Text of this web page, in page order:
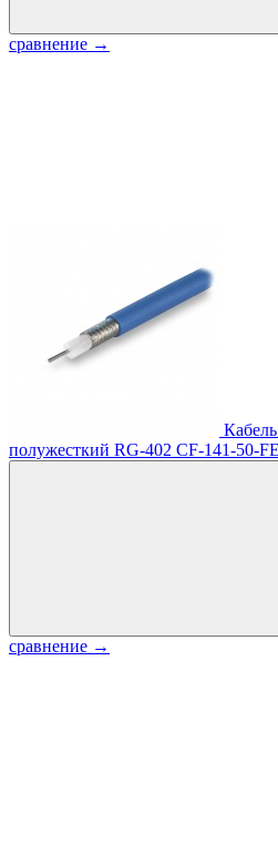
сравнение →
полужесткий RG-402 CF-141-50-
сравнение →